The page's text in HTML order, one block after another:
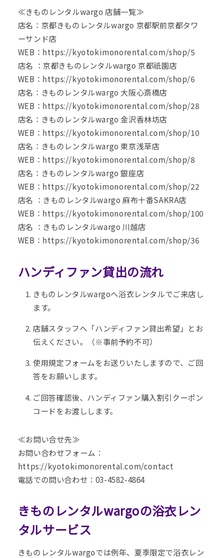
≪きものレンタルwargo 店舗一覧≫
店名：京都きものレンタルwargo 京都駅前京都タワ
ーサンド店
WEB： https://kyotokimonorental.com/shop/5
店名 ：京都きものレンタルwargo 京都祇園店
WEB： https://kyotokimonorental.com/shop/6
店名：きものレンタルwargo 大阪心斎橋店
WEB： https://kyotokimonorental.com/shop/28
店名：きものレンタルwargo 金沢香林坊店
WEB： https://kyotokimonorental.com/shop/10
店名：きものレンタルwargo 東京浅草店
WEB： https://kyotokimonorental.com/shop/8
店名：きものレンタルwargo 銀座店
WEB： https://kyotokimonorental.com/shop/22
店名 ：きものレンタルwargo 麻布十番SAKRA店
WEB： https://kyotokimonorental.com/shop/100
店名 ：きものレンタルwargo 川越店
WEB： https://kyotokimonorental.com/shop/36
ハンディファン貸出の流れ
きものレンタルwargoへ浴衣レンタルでご来店し
ます。
店舗スタッフへ「ハンディファン貸出希望」とお
伝えください。（※事前予約不可）
使用規定フォームをお送りいたしますので、ご回
答をお願いします。
ご回答確認後、ハンディファン購入割引クーポン
コードをお渡しします。
≪お問い合せ先≫
お問い合わせフォーム：
https://kyotokimonorental.com/contact
電話での問い合わせ：03-4582-4864
きものレンタルwargoの浴衣レン
タルサービス
きものレンタルwargoでは例年、夏季限定で浴衣レン